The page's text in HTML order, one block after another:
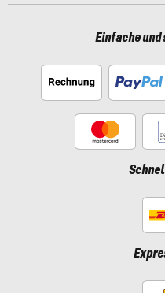
Einfache und